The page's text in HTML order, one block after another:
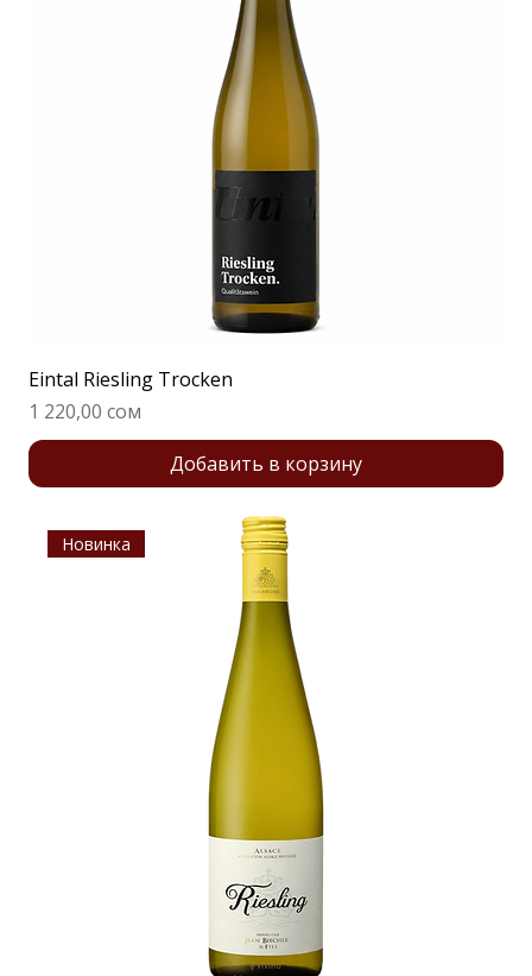
Eintal Riesling Trocken
Цена
1 220,00 сом
Добавить в корзину
Новинка